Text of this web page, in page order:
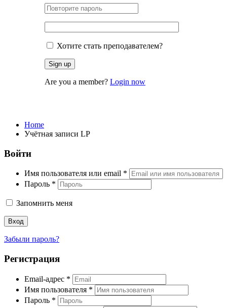
Хотите стать преподавателем?
Are you a member? Login now
Home
Учётная записи LP
Войти
Имя пользователя или email *
Пароль *
Запомнить меня
Вход
Забыли пароль?
Регистрация
Email-адрес *
Имя пользователя *
Пароль *